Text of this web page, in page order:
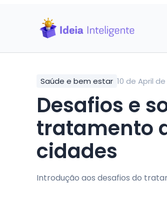
Saúde e bem estar 10 de April
Desafios e
tratamento
cidades
Introdução aos desafios do